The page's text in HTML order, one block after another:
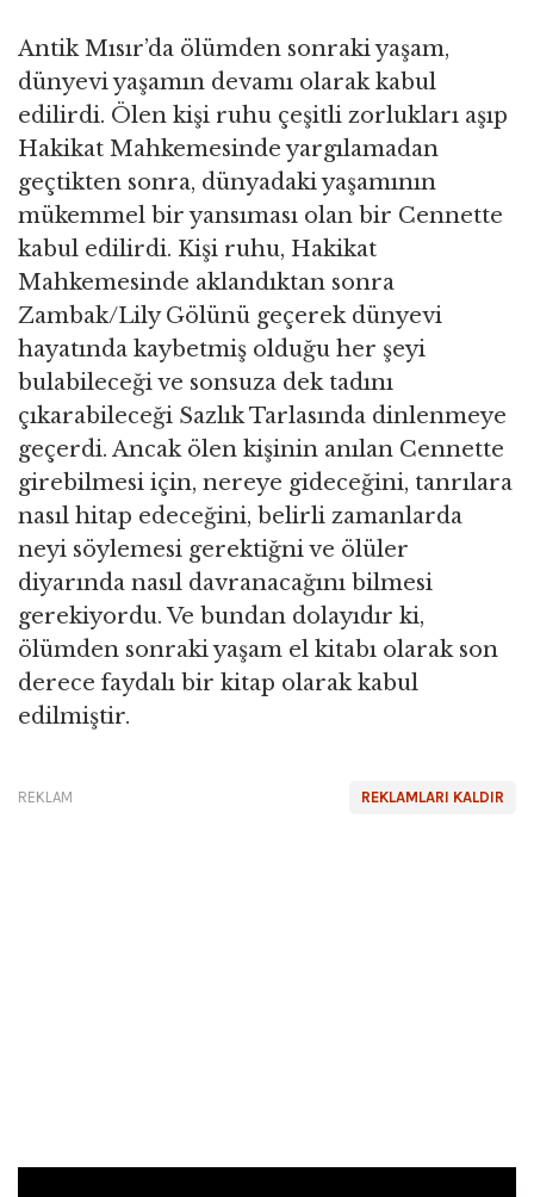
Antik Mısır’da ölümden sonraki yaşam,
dünyevi yaşamın devamı olarak kabul
edilirdi. Ölen kişi ruhu çeşitli zorlukları aşıp
Hakikat Mahkemesinde yargılamadan
geçtikten sonra, dünyadaki yaşamının
mükemmel bir yansıması olan bir Cennette
kabul edilirdi. Kişi ruhu, Hakikat
Mahkemesinde aklandıktan sonra
Zambak/Lily Gölünü geçerek dünyevi
hayatında kaybetmiş olduğu her şeyi
bulabileceği ve sonsuza dek tadını
çıkarabileceği Sazlık Tarlasında dinlenmeye
geçerdi. Ancak ölen kişinin anılan Cennette
girebilmesi için, nereye gideceğini, tanrılara
nasıl hitap edeceğini, belirli zamanlarda
neyi söylemesi gerektiğni ve ölüler
diyarında nasıl davranacağını bilmesi
gerekiyordu. Ve bundan dolayıdır ki,
ölümden sonraki yaşam el kitabı olarak son
derece faydalı bir kitap olarak kabul
edilmiştir.
REKLAMLARI KALDIR
REKLAM